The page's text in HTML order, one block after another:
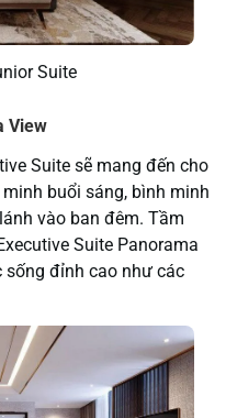
Suite
View
Suite sẽ mang đến cho
buổi sáng, bình minh
vào ban đêm. Tầm
Suite Panorama
sống đỉnh cao như các